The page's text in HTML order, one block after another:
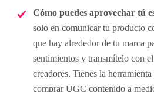
Cómo puedes aprovechar tú
solo en comunicar tu producto
que hay alrededor de tu marca
sentimientos y transmítelo con
creadores. Tienes la
comprar UGC contenido a